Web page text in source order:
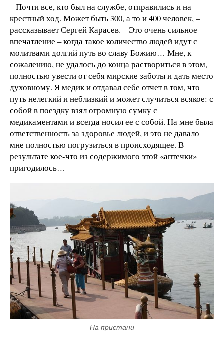
– Почти все, кто был на службе, отправились и на
крестный ход. Может быть 300, а то и 400 человек, –
рассказывает Сергей Карасев. – Это очень сильное
впечатление – когда такое количество людей идут с
молитвами долгий путь во славу Божию… Мне, к
сожалению, не удалось до конца раствориться в этом,
полностью увести от себя мирские заботы и дать место
духовному. Я медик и отдавал себе отчет в том, что
путь нелегкий и неблизкий и может случиться всякое: с
собой в поездку взял огромную сумку с
медикаментами и всегда носил ее с собой. На мне была
ответственность за здоровье людей, и это не давало
мне полностью погрузиться в происходящее. В
результате кое-что из содержимого этой «аптечки»
пригодилось…
На пристани